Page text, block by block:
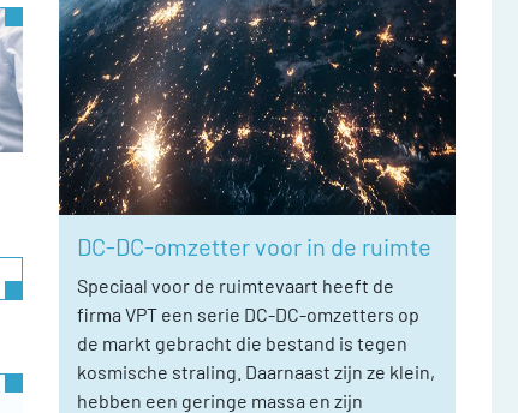
DC-DC-omzetter voor in de ruimte
Speciaal voor de ruimtevaart heeft de
firma VPT een serie DC-DC-omzetters op
de markt gebracht die bestand is tegen
kosmische straling. Daarnaast zijn ze klein,
hebben een geringe massa en zijn